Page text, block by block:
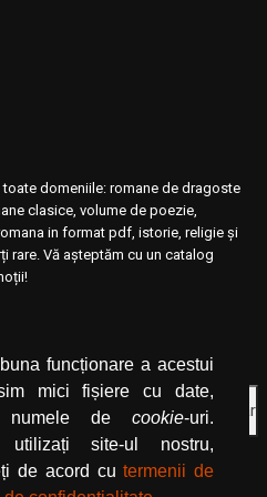
funcționare a acestui
mici fișiere cu date,
numele de cookie-uri.
utilizați site-ul nostru,
de acord cutermenii de
domeniile: romane de dragoste
clasice, volume de poezie,
in format pdf, istorie, religie și
rare. Vă așteptăm cu un catalog
dați click pe butonul de abonare.